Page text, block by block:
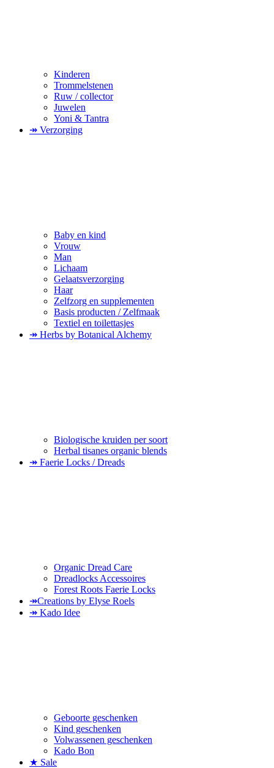
Kinderen
Trommelstenen
Ruw / collector
Juwelen
Yoni & Tantra
↠ Verzorging
Baby en kind
Vrouw
Man
Lichaam
Gelaatsverzorging
Haar
Zelfzorg en supplementen
Basis producten / Zelfmaak
Textiel en toilettasjes
↠ Herbs by Botanical Alchemy
Biologische kruiden per soort
Herbal tisanes organic blends
↠ Faerie Locks / Dreads
Organic Dread Care
Dreadlocks Accessoires
Forest Roots Faerie Locks
↠Creations by Elyse Roels
↠ Kado Idee
Geboorte geschenken
Kind geschenken
Volwassenen geschenken
Kado Bon
★ Sale